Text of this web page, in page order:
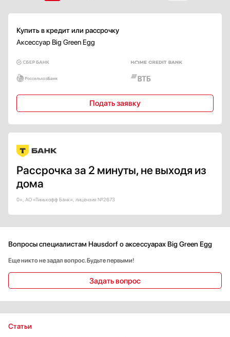
Купить в кредит или рассрочку
Аксессуар Big Green Egg
Подать заявку
Рассрочка за 2 минуты, не выходя из
дома
0+, АО «Тинькофф Банк», лицензия №2673
Вопросы специалистам Hausdorf о аксессуарах Big Green Egg
Еще никто не задал вопрос. Будьте первыми!
Задать вопрос
Статьи